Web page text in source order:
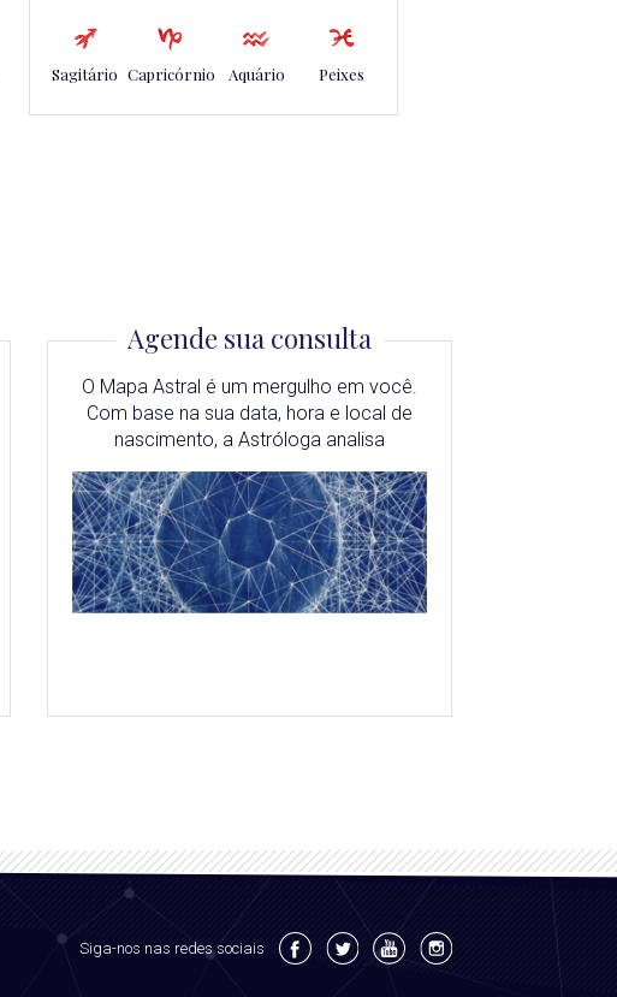
Sagitário Capricórnio Aquário Peixes
Agende sua consulta
O Mapa Astral é um mergulho em você.
Com base na sua data, hora e local de
nascimento, a Astróloga analisa
Siga-nos nas redes sociais